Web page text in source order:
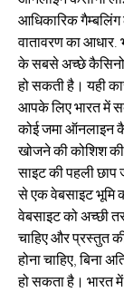
आधिकारिक
वातावरण का आधार.
के सबसे अच्छे
हो सकती है। यही
आपके लिए भारत में
कोई जमा ऑनलाइन
खोजने की कोशिश
साइट की पहली छाप
से एक वेबसाइट भूमि
वेबसाइट को अच्छी
चाहिए और प्रस्तुत
होना चाहिए, बिना
हो सकता है। भारत